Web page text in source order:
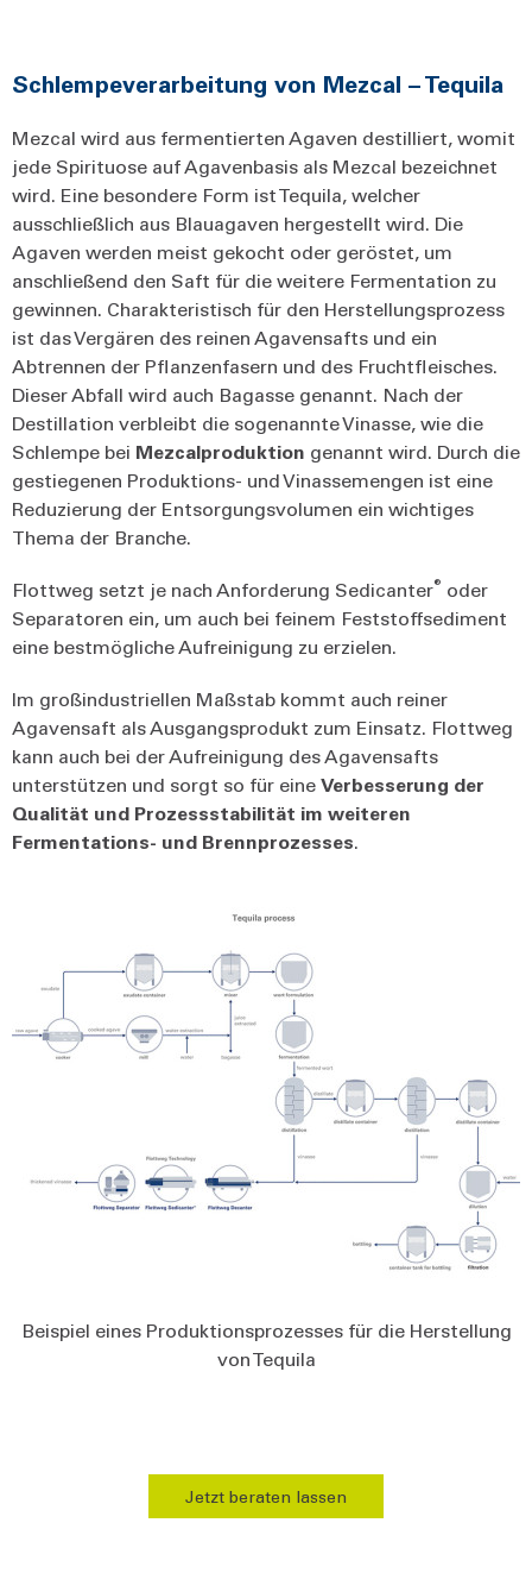
Schlempeverarbeitung von Mezcal – Tequila
Mezcal wird aus fermentierten Agaven destilliert, womit
jede Spirituose auf Agavenbasis als Mezcal bezeichnet
wird. Eine besondere Form ist Tequila, welcher
ausschließlich aus Blauagaven hergestellt wird. Die
Agaven werden meist gekocht oder geröstet, um
anschließend den Saft für die weitere Fermentation zu
gewinnen. Charakteristisch für den Herstellungsprozess
ist das Vergären des reinen Agavensafts und ein
Abtrennen der Pflanzenfasern und des Fruchtfleisches.
Dieser Abfall wird auch Bagasse genannt. Nach der
Destillation verbleibt die sogenannte Vinasse, wie die
Schlempe bei Mezcalproduktion genannt wird. Durch die
gestiegenen Produktions- und Vinassemengen ist eine
Reduzierung der Entsorgungsvolumen ein wichtiges
Thema der Branche.
Flottweg setzt je nach Anforderung Sedicanter® oder
Separatoren ein, um auch bei feinem Feststoffsediment
eine bestmögliche Aufreinigung zu erzielen.
Im großindustriellen Maßstab kommt auch reiner
Agavensaft als Ausgangsprodukt zum Einsatz. Flottweg
kann auch bei der Aufreinigung des Agavensafts
unterstützen und sorgt so für eineVerbesserung der
Qualität und Prozessstabilität im weiteren
Fermentations- und Brennprozesses.
Beispiel eines Produktionsprozesses für die Herstellung
von Tequila
Jetzt beraten lassen